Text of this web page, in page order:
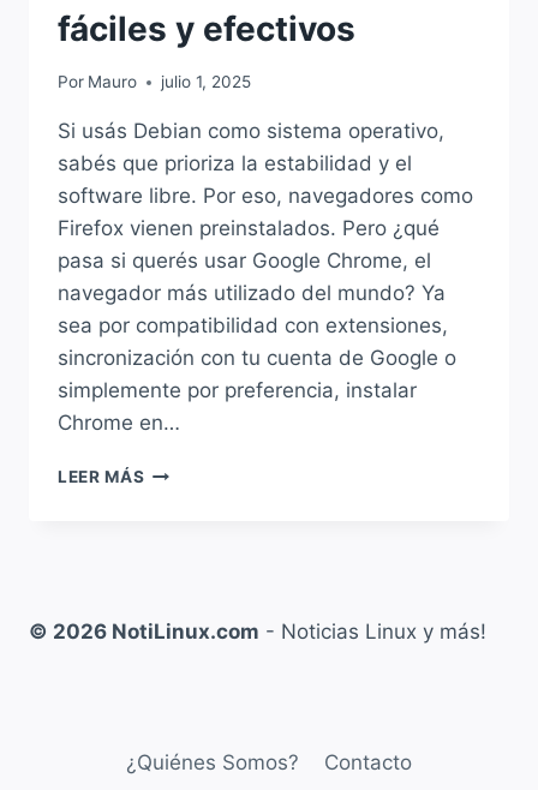
fáciles y efectivos
Por Mauro julio 1, 2025
Si usás Debian como sistema operativo,
sabés que prioriza la estabilidad y el
software libre. Por eso, navegadores como
Firefox vienen preinstalados. Pero ¿qué
pasa si querés usar Google Chrome, el
navegador más utilizado del mundo? Ya
sea por compatibilidad con extensiones,
sincronización con tu cuenta de Google o
simplemente por preferencia, instalar
Chrome en…
LEER MÁS VIDEO:
DEBIAN?
© 2026 NotiLinux.com - Noticias Linux y más!
¿Quiénes Somos? Contacto